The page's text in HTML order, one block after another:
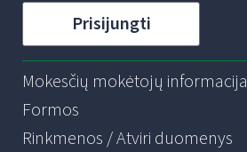
Prisijungti
Mokesčių mokėtojų informacija
Formos
Rinkmenos / Atviri duomenys